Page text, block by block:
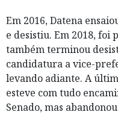
Em 2016, Datena
e desistiu. Em 2018, foi
também terminou
candidatura a vice-
levando adiante. A
esteve com tudo
Senado, mas